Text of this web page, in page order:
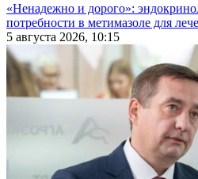
«Ненадежно и дорого»:
потребности в метимазоле для
5 августа 2026, 10:15